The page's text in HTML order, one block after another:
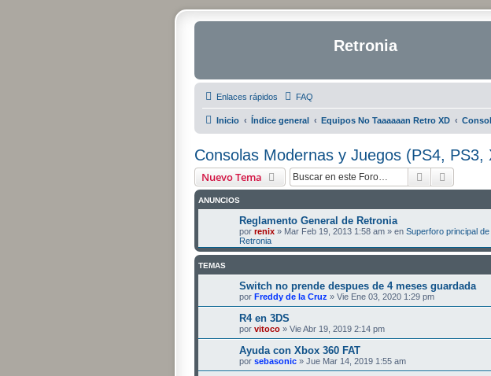
Retronia
Enlaces rápidos FAQ
Inicio Índice general Equipos No Taaaaaan Retro XD
Consolas Modernas y Juegos (PS4,
Nuevo Tema Buscar
ANUNCIOS
Reglamento General de Retronia
por renix » Mar Feb 19, 2013 1:58 am » en Superforo principal de
Retronia
TEMAS
Switch no prende despues de 4 meses guardada
por Freddy de la Cruz » Vie Ene 03, 2020 1:29 pm
R4 en 3DS
por vitoco » Vie Abr 19, 2019 2:14 pm
Ayuda con Xbox 360 FAT
por sebasonic » Jue Mar 14, 2019 1:55 am